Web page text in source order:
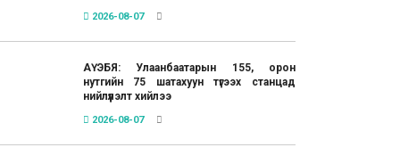
2026-08-07
АҮЭБЯ: Улаанбаатарын 155, орон
нутгийн 75 шатахуун түгээх станцад
нийлүүлэлт хийлээ
2026-08-07